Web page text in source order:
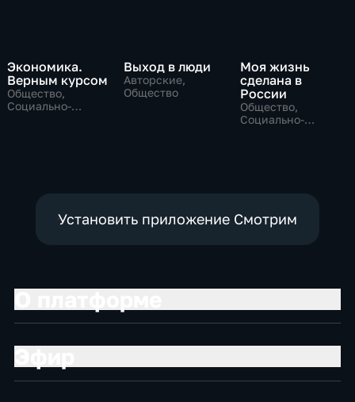
Экономика.
Верным курсом
Общество,
Социально-
Выход в люди
Авторские,
Общество
Моя жизнь
сделана в
России
Общество,
Социально-
Установить приложение Смотрим